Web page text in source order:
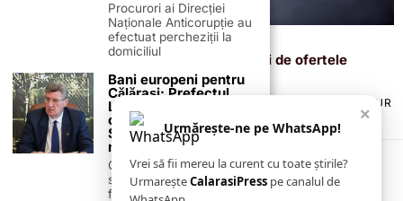
28 octombrie 2024
Black Friday: cum să nu vă lăsați păcăliți de ofertele
înșelătoare. Sfaturi de la ANPC
TERMENI ȘI CONDIȚII
POLITICA DE ANULARE & RETUR
PUBLICITATE ONLINE & TIPĂRITĂ
CONTACT
ZIARUL ANUNȚUL CĂLĂRĂȘEAN
×
Urmărește-ne pe WhatsApp!
Vrei să fii mereu la curent cu toate știrile?
UrmareșteCalarasiPress pe canalul de
Procurori ai Direcției
Naționale Anticorupție au
efectuat percheziții la
domiciliul
Bani europeni pentru
Călărași: Prefectul
Laurențiu State anunță
colaborarea cu ADR
Sud-Muntenia pentru
noi finanțări
Călărașul se pregătește
să intre pe harta
finanțărilor europene, cu